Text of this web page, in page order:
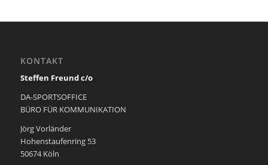
KONTAKT
Steffen Freund c/o
DA-SPORTSOFFICE
BÜRO FÜR KOMMUNIKATION
Jörg Vorländer
Hohenstaufenring 53
50674 Köln